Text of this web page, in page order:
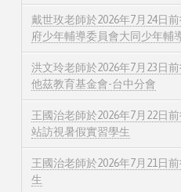
戴世玫老師於2026年7月24日
府少年輔導委員會大同少年輔
洪文玲老師於2026年7月23日
他茲教育基金會-台中分會
王國治老師於2026年7月22日
站訪視暑假實習學生
王國治老師於2026年7月21日
生